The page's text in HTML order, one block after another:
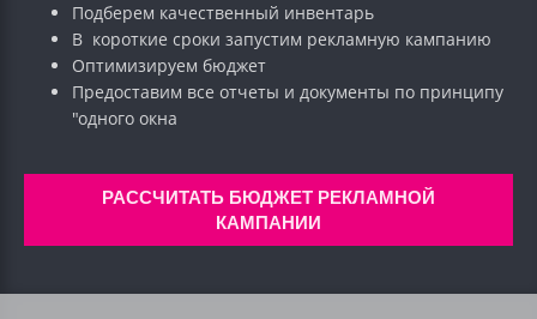
Подберем качественный инвентарь
В короткие сроки запустим рекламную кампанию
Оптимизируем бюджет
Предоставим все отчеты и документы по принципу
"одного окна
РАССЧИТАТЬ БЮДЖЕТ РЕКЛАМНОЙ
КАМПАНИИ